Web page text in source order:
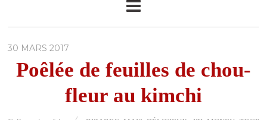
30 MARS 2017
Poêlée de feuilles de chou-
fleur au kimchi